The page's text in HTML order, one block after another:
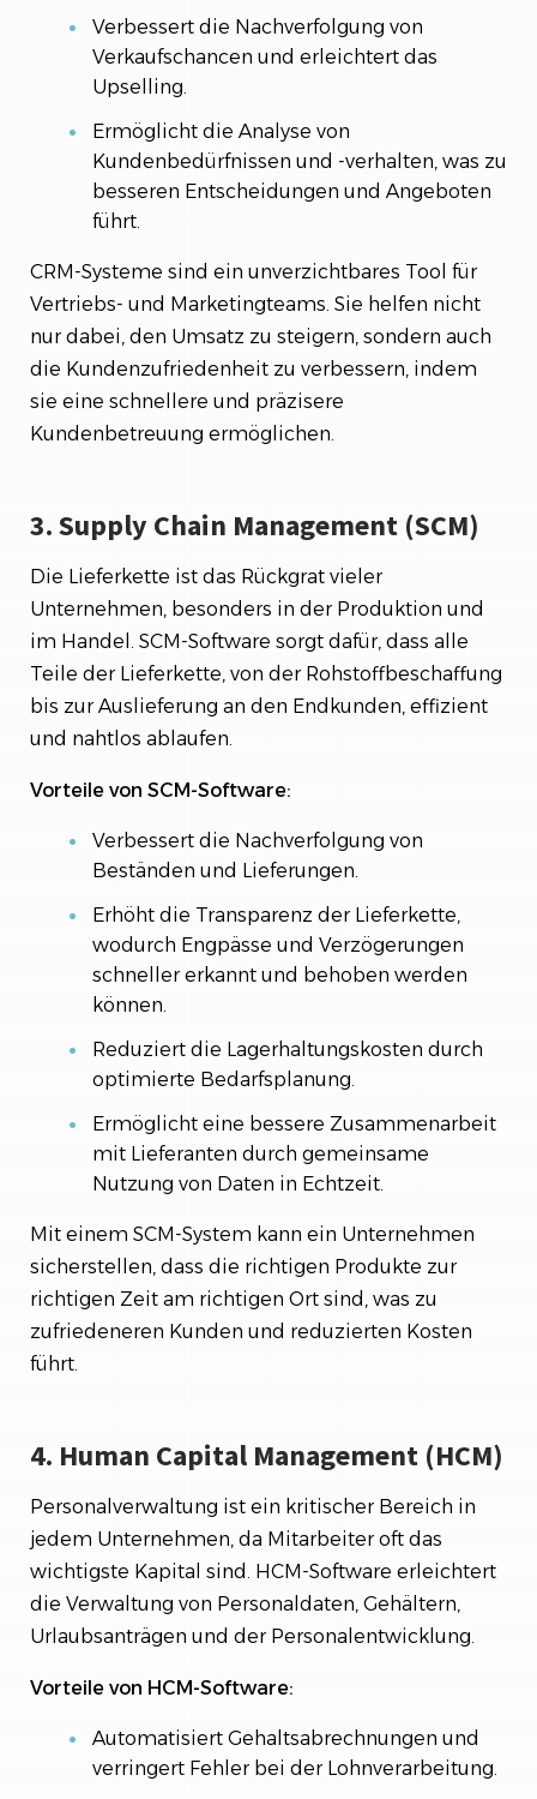
Verbessert die Nachverfolgung von
Verkaufschancen und erleichtert das
Upselling.
Ermöglicht die Analyse von
Kundenbedürfnissen und -verhalten, was zu
besseren Entscheidungen und Angeboten
führt.
CRM-Systeme sind ein unverzichtbares Tool für
Vertriebs- und Marketingteams. Sie helfen nicht
nur dabei, den Umsatz zu steigern, sondern auch
die Kundenzufriedenheit zu verbessern, indem
sie eine schnellere und präzisere
Kundenbetreuung ermöglichen.
3. Supply Chain Management (SCM)
Die Lieferkette ist das Rückgrat vieler
Unternehmen, besonders in der Produktion und
im Handel. SCM-Software sorgt dafür, dass alle
Teile der Lieferkette, von der Rohstoffbeschaffung
bis zur Auslieferung an den Endkunden, effizient
und nahtlos ablaufen.
Vorteile von SCM-Software:
Verbessert die Nachverfolgung von
Beständen und Lieferungen.
Erhöht die Transparenz der Lieferkette,
wodurch Engpässe und Verzögerungen
schneller erkannt und behoben werden
können.
Reduziert die Lagerhaltungskosten durch
optimierte Bedarfsplanung.
Ermöglicht eine bessere Zusammenarbeit
mit Lieferanten durch gemeinsame
Nutzung von Daten in Echtzeit.
Mit einem SCM-System kann ein Unternehmen
sicherstellen, dass die richtigen Produkte zur
richtigen Zeit am richtigen Ort sind, was zu
zufriedeneren Kunden und reduzierten Kosten
führt.
4. Human Capital Management (HCM)
Personalverwaltung ist ein kritischer Bereich in
jedem Unternehmen, da Mitarbeiter oft das
wichtigste Kapital sind. HCM-Software erleichtert
die Verwaltung von Personaldaten, Gehältern,
Urlaubsanträgen und der Personalentwicklung.
Vorteile von HCM-Software:
Automatisiert Gehaltsabrechnungen und
verringert Fehler bei der Lohnverarbeitung.